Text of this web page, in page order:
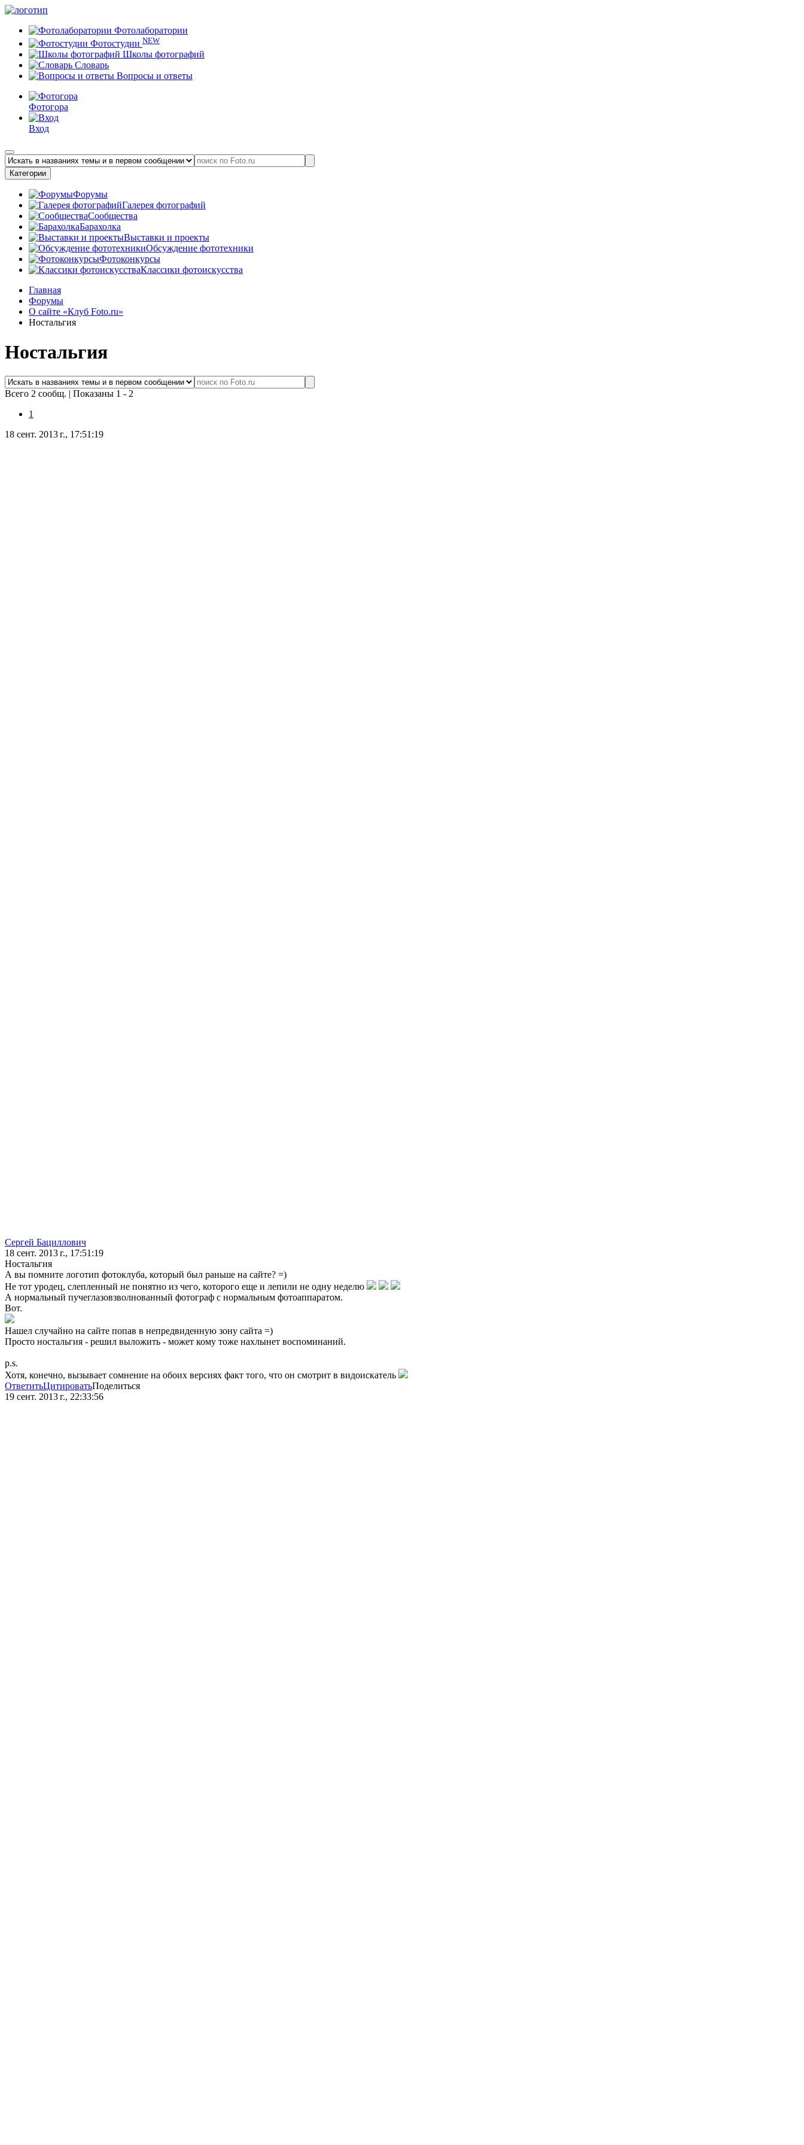
Фотолаборатории
Фотостудии NEW
Школы фотографий
Словарь
Вопросы и ответы
Фотогора
Вход
Категории
Форумы
Галерея фотографий
Сообщества
Барахолка
Выставки и проекты
Обсуждение фототехники
Фотоконкурсы
Классики фотоискусства
Главная
Форумы
О сайте «Клуб Foto.ru»
Ностальгия
Ностальгия
Всего 2 сообщ. | Показаны 1 - 2
1
18 сент. 2013 г., 17:51:19
Сергей Бациллович
18 сент. 2013 г., 17:51:19
Ностальгия
А вы помните логотип фотоклуба, который был раньше на сайте? =)
Не тот уродец, слепленный не понятно из чего, которого еще и лепили не одну неделю
А нормальный пучеглазовзволнованный фотограф с нормальным фотоаппаратом.
Вот.
Нашел случайно на сайте попав в непредвиденную зону сайта =)
Просто ностальгия - решил выложить - может кому тоже нахлынет воспоминаний.
p.s.
Хотя, конечно, вызывает сомнение на обоих версиях факт того, что он смотрит в видоискатель
ОтветитьЦитироватьПоделиться
19 сент. 2013 г., 22:33:56